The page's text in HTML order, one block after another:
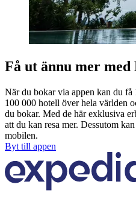
Få ut ännu mer med
När du bokar via appen kan du få
100 000 hotell över hela världen
du bokar. Med de här exklusiva
att du kan resa mer. Dessutom
mobilen.
Byt till appen